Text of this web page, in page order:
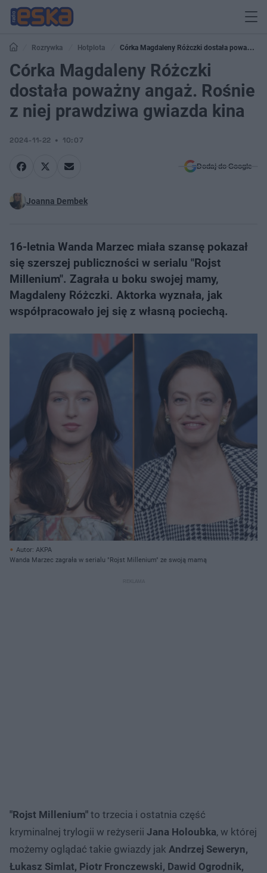
Rozrywka Hotplota
Córka Magdaleny Różczki dostała poważny
angaż. Rośnie z niej prawdziwa gwiazda kina
Córka Magdaleny Różczki
dostała poważny angaż. Rośnie
z niej prawdziwa gwiazda kina
2024-11-22 10:07
Dodaj do Google
Joanna Dembek
16-letnia Wanda Marzec miała szansę pokazał
się szerszej publiczności w serialu "Rojst
Millenium". Zagrała u boku swojej mamy,
Magdaleny Różczki. Aktorka wyznała, jak
współpracowało jej się z własną pociechą.
Autor: AKPA
Wanda Marzec zagrała w serialu "Rojst Millenium" ze swoją mamą
"Rojst Millenium" to trzecia i ostatnia część
kryminalnej trylogii w reżyserii Jana Holoubka, w której
możemy oglądać takie gwiazdy jak Andrzej Seweryn,
Łukasz Simlat, Piotr Fronczewski, Dawid Ogrodnik,